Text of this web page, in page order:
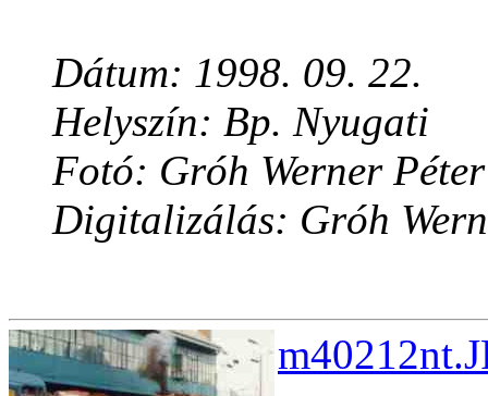
Dátum: 1998. 09. 22.
Helyszín: Bp. Nyugati
Fotó: Gróh Werner Péter
Digitalizálás: Gróh